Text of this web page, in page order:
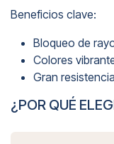
Beneficios clave:
Bloqueo de
Colores
Gran
¿POR QUÉ